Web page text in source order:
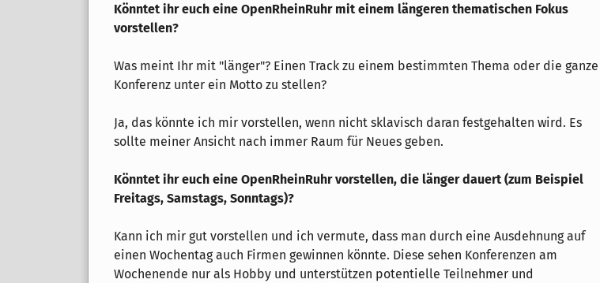
Könntet ihr euch eine OpenRheinRuhr mit einem längeren thematischen Fokus
vorstellen?
Was meint Ihr mit "länger"? Einen Track zu einem bestimmten Thema oder die ganze
Konferenz unter ein Motto zu stellen?
Ja, das könnte ich mir vorstellen, wenn nicht sklavisch daran festgehalten wird. Es
sollte meiner Ansicht nach immer Raum für Neues geben.
Könntet ihr euch eine OpenRheinRuhr vorstellen, die länger dauert (zum Beispiel
Freitags, Samstags, Sonntags)?
Kann ich mir gut vorstellen und ich vermute, dass man durch eine Ausdehnung auf
einen Wochentag auch Firmen gewinnen könnte. Diese sehen Konferenzen am
Wochenende nur als Hobby und unterstützen potentielle Teilnehmer und